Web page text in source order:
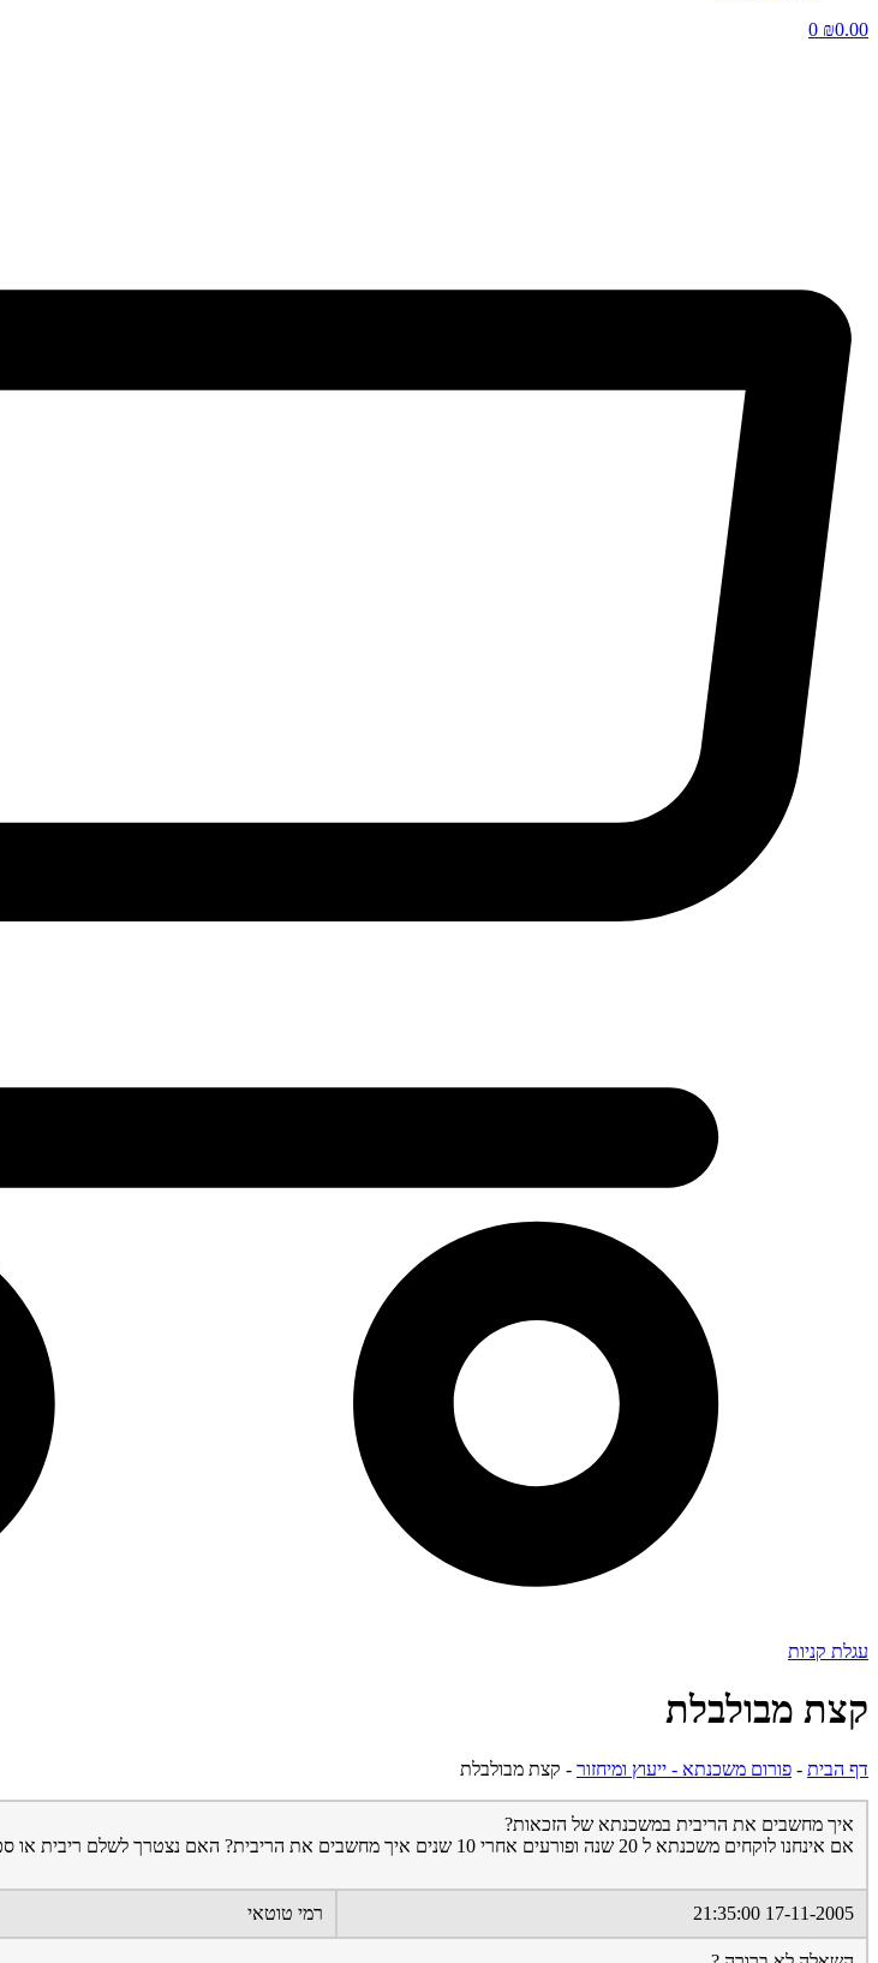
₪0.00
0
עגלת קניות
קצת מבולבלת
דף הבית - פורום משכנתא - ייעוץ ומיחזור - קצת מבולבלת
איך מחשבים את הריבית במשכנתא של הזכאות?
אם אינחנו לוקחים משכנתא ל 20 שנה ופורעים אחרי 10 שנים איך מחשבים את הריבית? האם נצטרך לשלם ריבית או סכום מסויים.
17-11-2005 21:35:00 רמי טוטאי